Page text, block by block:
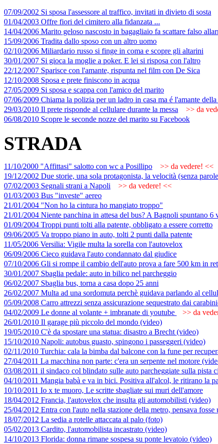
07/09/2002 Si sposa l'assessore al traffico, invitati in divieto di sosta
01/04/2003 Offre fiori del cimitero alla fidanzata ...
14/04/2006 Marito geloso nascosto in bagagliaio fa scattare falso
15/09/2006 Tradita dallo sposo con un altro uomo
02/10/2006 Miliardario russo si finge in coma e scopre gli altarini
30/01/2007 Si gioca la moglie a poker. E lei si risposa con l'altro
22/12/2007 Sparisce con l'amante, rispunta nel film con De Sica
12/10/2008 Sposa e prete finiscono in acqua
27/05/2009 Si sposa e scappa con l'amico del marito
07/06/2009 Chiama la polizia per un ladro in casa ma é l'amante
29/03/2010 Il prete risponde al cellulare durante la messa
>> da
06/08/2010 Scopre le seconde nozze del marito su Facebook
STRADA
11/10/2000 "Affittasi" salotto con wc a Posillipo
>> da vedere! <<
19/12/2002 Due storie, una sola protagonista, la velocità (senza
07/02/2003 Segnali strani a Napoli
>> da vedere! <<
01/03/2003 Bus "investe" aereo
21/01/2004 "Non ho la cintura ho mangiato troppo"
21/01/2004 Niente panchina in attesa del bus? A Bagnoli spuntano 6
01/09/2004 Troppi punti tolti alla patente, obbligato a essere corretto
09/06/2005 Va troppo piano in auto, tolti 2 punti dalla patente
11/05/2006 Versilia: Vigile multa la sorella con l'autovelox
06/09/2006 Cieco guidava l'auto condannato dal giudice
07/10/2006 Gli si rompe il cambio dell'auto prova a fare 500 km in
30/01/2007 Sbaglia pedale: auto in bilico nel parcheggio
06/02/2007 Sbaglia bus, torna a casa dopo 25 anni
26/02/2007 Multa ad una sordomuta perchè guidava parlando al
05/09/2008 Carro attrezzi senza assicurazione sequestrato dai
04/02/2009 Le donne al volante + imbranate di youtube
>> da
26/01/2010 Il garage più piccolo del mondo (video)
19/05/2010 C'è da spostare una statua: disastro a Brecht (video)
15/10/2010 Napoli: autobus guasto, spingono i passeggeri (video)
02/11/2010 Turchia: cala la bimba dal balcone con la fune per
27/04/2011 La macchina non parte: c'era un serpente nel motore
03/08/2011 il sindaco col blindato sulle auto parcheggiate sulla pista
04/10/2011 Mangia babà e va in bici. Positiva all'alcol, le ritirano la
10/10/2011 Io x te muoro, Le scritte sbagliate sui muri dell'amore
18/04/2012 Francia, l'autovelox che insulta gli automobilisti (video)
25/04/2012 Entra con l'auto nella stazione della metro, pensava
18/07/2012 La sedia a rotelle attaccata al palo (foto)
05/02/2013 Cardito, l'automobilista incastrato (video)
14/10/2013 Florida: donna rimane sospesa su ponte levatoio (video)